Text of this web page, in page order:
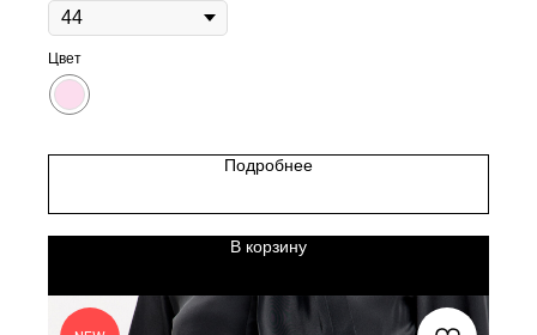
Цвет
Подробнее
В корзину